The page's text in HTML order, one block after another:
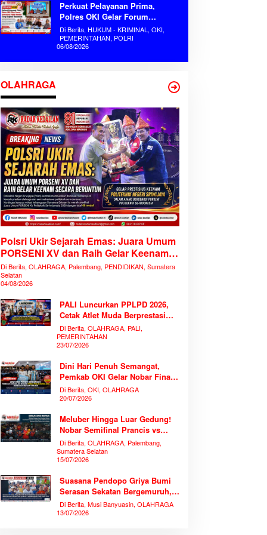
Perkuat Pelayanan Prima,
Polres OKI Gelar Forum
Konsultasi Publik Mandiri Serap
Aspirasi Masyarakat
Di Berita, HUKUM - KRIMINAL, OKI,
PEMERINTAHAN, POLRI
06/08/2026
OLAHRAGA
Polsri Ukir Sejarah Emas: Juara Umum
PORSENI XV dan Raih Gelar Keenam
Secara Beruntun
Di Berita, OLAHRAGA, Palembang, PENDIDIKAN, Sumatera
Selatan
04/08/2026
PALI Luncurkan PPLPD 2026,
Cetak Atlet Muda Berprestasi
Tanpa Mengorbankan
Pendidikan
Di Berita, OLAHRAGA, PALI,
PEMERINTAHAN
23/07/2026
Dini Hari Penuh Semangat,
Pemkab OKI Gelar Nobar Final
Piala Dunia 2026 Bersama
Ribuan Warga
Di Berita, OKI, OLAHRAGA
20/07/2026
Meluber Hingga Luar Gedung!
Nobar Semifinal Prancis vs
Spanyol di TVRI Sumsel
Memecahkan Rekor Antusiasme
Di Berita, OLAHRAGA, Palembang,
Sumatera Selatan
15/07/2026
Suasana Pendopo Griya Bumi
Serasan Sekatan Bergemuruh,
Bupati Muba Bersama Ribuan
Warga Nobar Laga Bersejarah
Di Berita, Musi Banyuasin, OLAHRAGA
13/07/2026